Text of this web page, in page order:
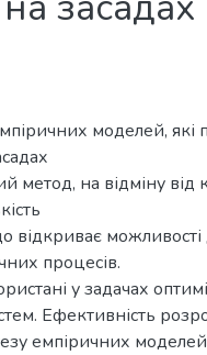
моделей, які
метод, на відміну від
відкриває можливості
процесів.
у задачах
Ефективність
емпіричних